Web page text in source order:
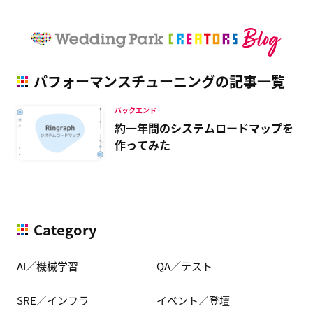
パフォーマンスチューニングの記事一覧
約一年間のシステムロードマップを
作ってみた
バックエンド
Category
AI／機械学習 QA／テスト
SRE／インフラ イベント／登壇